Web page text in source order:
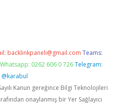
backlinkpaneli@gmail.com Teams:
Whatsapp: 0262 606 0 726 Telegram:
@karabul
Kanun gereğince Bilgi Teknolojileri
onaylanmış bir Yer Sağlayıcı